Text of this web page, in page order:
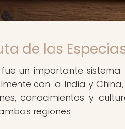
de las
fue un importante
con la India y
conocimientos y
regiones.